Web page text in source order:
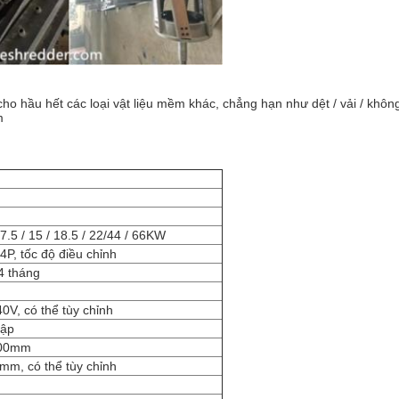
hầu hết các loại vật liệu mềm khác, chẳng hạn như dệt / vải /
/ 15 / 18.5 / 22/44 / 66KW
tốc độ điều chỉnh
tháng
có thể tùy chỉnh
có thể tùy chỉnh